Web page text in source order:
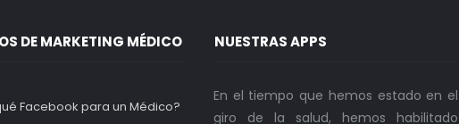
DE MARKETING MÉDICO
Facebook para un Médico?
NUESTRAS APPS
En el tiempo que hemos estado en el
giro de la salud, hemos habilitado